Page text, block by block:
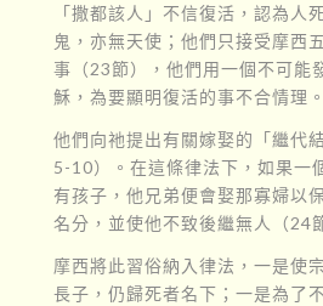
「撒都該人」不信復活，認為人
鬼，亦無天使；他們只接受摩西
事（23節），他們用一個不可能
穌，為要顯明復活的事不合情理。
他們向祂提出有關嫁娶的「繼代
5-10）。在這條律法下，如果一
有孩子，他兄弟便會娶那寡婦以
名分，並使他不致後繼無人（24
摩西將此習俗納入律法，一是使
長子，仍歸死者名下；一是為了